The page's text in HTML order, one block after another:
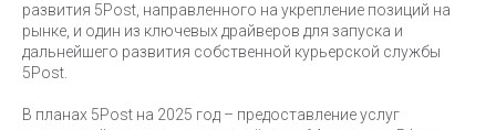
развития 5Post, направленного на укрепление позиций на
рынке, и один из ключевых драйверов для запуска и
дальнейшего развития собственной курьерской службы
5Post.
В планах 5Post на 2025 год – предоставление услуг